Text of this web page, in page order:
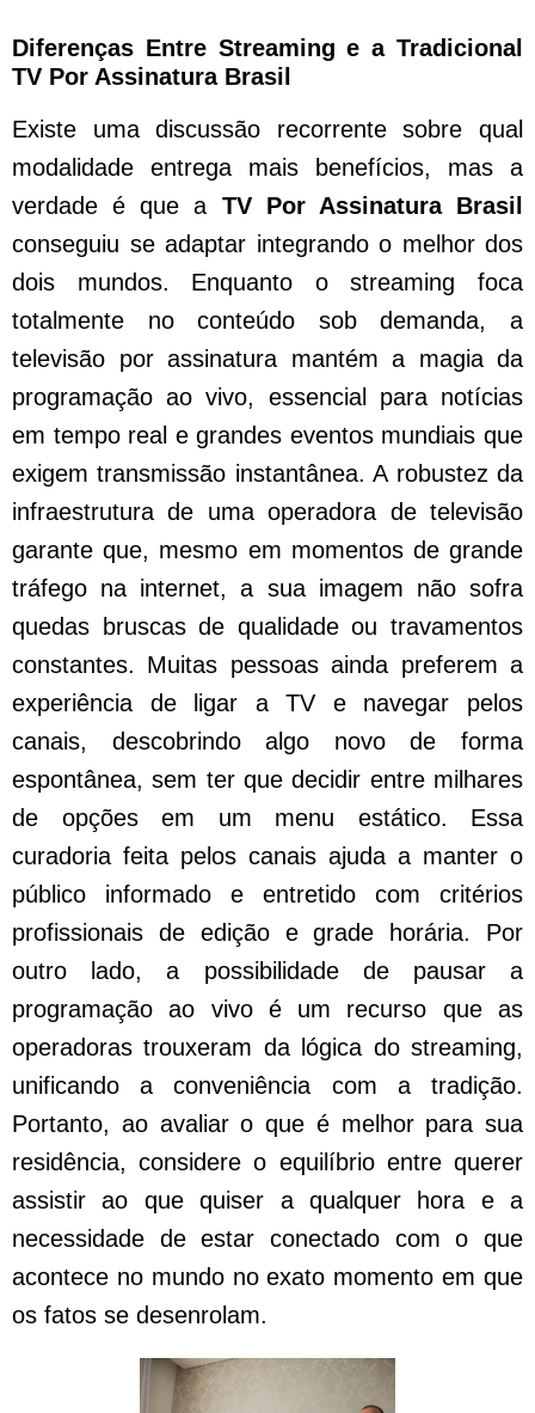
Diferenças Entre Streaming e a Tradicional
TV Por Assinatura Brasil
Existe uma discussão recorrente sobre qual
modalidade entrega mais benefícios, mas a
verdade é que a TV Por Assinatura Brasil
conseguiu se adaptar integrando o melhor dos
dois mundos. Enquanto o streaming foca
totalmente no conteúdo sob demanda, a
televisão por assinatura mantém a magia da
programação ao vivo, essencial para notícias
em tempo real e grandes eventos mundiais que
exigem transmissão instantânea. A robustez da
infraestrutura de uma operadora de televisão
garante que, mesmo em momentos de grande
tráfego na internet, a sua imagem não sofra
quedas bruscas de qualidade ou travamentos
constantes. Muitas pessoas ainda preferem a
experiência de ligar a TV e navegar pelos
canais, descobrindo algo novo de forma
espontânea, sem ter que decidir entre milhares
de opções em um menu estático. Essa
curadoria feita pelos canais ajuda a manter o
público informado e entretido com critérios
profissionais de edição e grade horária. Por
outro lado, a possibilidade de pausar a
programação ao vivo é um recurso que as
operadoras trouxeram da lógica do streaming,
unificando a conveniência com a tradição.
Portanto, ao avaliar o que é melhor para sua
residência, considere o equilíbrio entre querer
assistir ao que quiser a qualquer hora e a
necessidade de estar conectado com o que
acontece no mundo no exato momento em que
os fatos se desenrolam.